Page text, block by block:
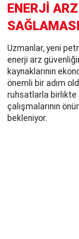
ENERJİ
Uzmanlar, yeni
enerji arz
kaynaklarının
önemli bir adım
ruhsatlarla birlikte
çalışmalarının
bekleniyor.